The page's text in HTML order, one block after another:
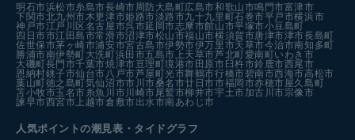
明石市浜松市糸島市長崎市 周防大島町広島市和歌山市鳴門市富津市
下関市北九州市木更津市姫路市淡路市九十九里町石巻市平戸市横浜市
神戸市江戸川区名古屋市呉市延岡市志摩市館山市平塚市小豆島町
四日市市江田島市常滑市沼津市松山市福山市横須賀市唐津市津市長島町
佐世保市茅ヶ崎市浦安市宮古島市伊勢市伊万里市天草市今治市南知多町
勝浦市南伊勢町大洗町浜田市五島市 上天草市芦北町愛南町いわき市
大磯町長門市千葉市焼津市亘理町境港市田原市臼杵市鈴鹿市西尾市
恩納村銚子市仙台市 八戸市芦屋町光市舞鶴市行橋市碧南市西海市高松市
葉山町徳之島町気仙沼市市川市桑名市廿日市市福岡市赤穂市屋久島町
苫小牧市玉名市糸魚川市 川崎市尾鷲市柳井市宇土市加古川市宗像市
諫早市西宮市 上越市倉敷市出水市南あわじ市
人気ポイントの潮見表・タイドグラフ